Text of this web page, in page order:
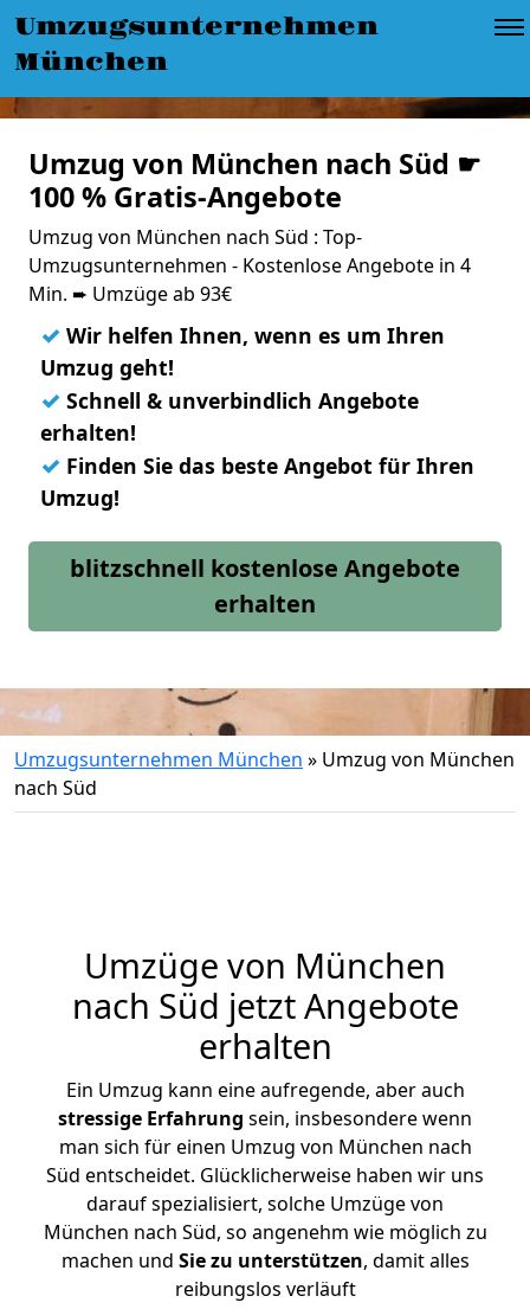
Umzugsunternehmen
München
Umzug von München nach Süd ☛
100 % Gratis-Angebote
Umzug von München nach Süd : Top-
Umzugsunternehmen - Kostenlose Angebote in 4
Min. ➨ Umzüge ab 93€
✓ Wir helfen Ihnen, wenn es um Ihren
Umzug geht!
✓ Schnell & unverbindlich Angebote
erhalten!
✓ Finden Sie das beste Angebot für Ihren
Umzug!
blitzschnell kostenlose Angebote
erhalten
Umzugsunternehmen München » Umzug von München
nach Süd
Umzüge von München
nach Süd jetzt Angebote
erhalten
Ein Umzug kann eine aufregende, aber auch
stressige Erfahrung sein, insbesondere wenn
man sich für einen Umzug von München nach
Süd entscheidet. Glücklicherweise haben wir uns
darauf spezialisiert, solche Umzüge von
München nach Süd, so angenehm wie möglich zu
machen und Sie zu unterstützen, damit alles
reibungslos verläuft